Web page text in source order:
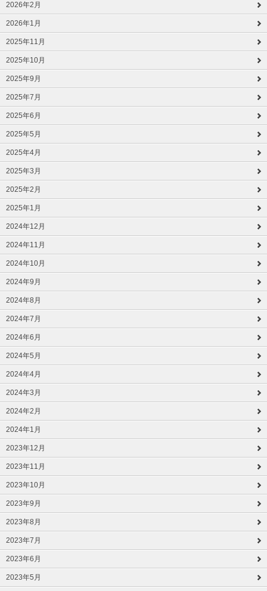
2026年2月
2026年1月
2025年11月
2025年10月
2025年9月
2025年7月
2025年6月
2025年5月
2025年4月
2025年3月
2025年2月
2025年1月
2024年12月
2024年11月
2024年10月
2024年9月
2024年8月
2024年7月
2024年6月
2024年5月
2024年4月
2024年3月
2024年2月
2024年1月
2023年12月
2023年11月
2023年10月
2023年9月
2023年8月
2023年7月
2023年6月
2023年5月